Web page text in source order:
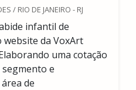
/ RIO DE JANEIRO - RJ
infantil de
website da VoxArt
uma cotação
e
de